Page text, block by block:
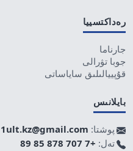
رەداكتسييا
جارناما
جوبا تۋرالى
قۇپييالىلىق ساياساتى
بايلانىس
پوشتا: 1ult.kz@gmail.com
تەل: +7 707 878 85 89